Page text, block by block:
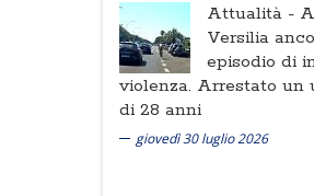
Attualità -
Versilia
episodio di
violenza. Arrestato un
di 28 anni
giovedì 30 luglio 2026